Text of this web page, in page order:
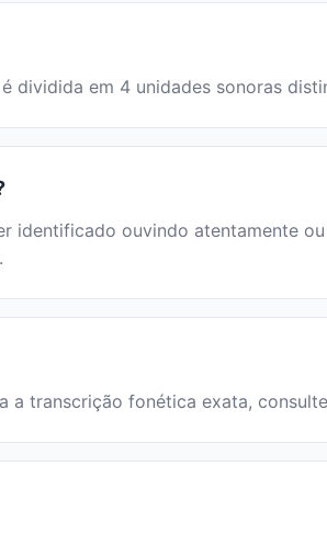
é dividida em 4 unidades sonoras
identificado ouvindo atentamente
a transcrição fonética exata,